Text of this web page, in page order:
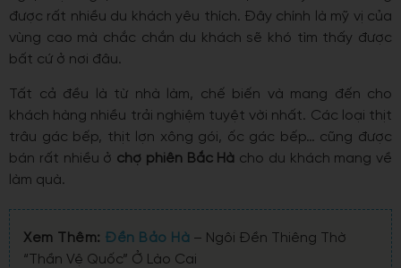
được rất nhiều du khách yêu thích. Đây chính là mỹ vị của
vùng cao mà chắc chắn du khách sẽ khó tìm thấy được
bất cứ ở nơi đâu.
Tất cả đều là từ nhà làm, chế biến và mang đến cho
khách hàng nhiều trải nghiệm tuyệt vời nhất. Các loại thịt
trâu gác bếp, thịt lợn xông gói, ốc gác bếp… cũng được
bán rất nhiều ở chợ phiên Bắc Hà cho du khách mang về
làm quà.
Xem Thêm: Đền Bảo Hà – Ngôi Đền Thiêng Thờ
“Thần Vệ Quốc” Ở Lào Cai